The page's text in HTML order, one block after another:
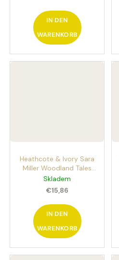
IN DEN
WARENKORB
Heathcote & Ivory Sara
Miller Woodland Tales
body set 3st. Hand- und
Körperpflegeset mit
dem Duft von Rosen,
Zedernholz und Amber
Skladem
€15,86
IN DEN
WARENKORB